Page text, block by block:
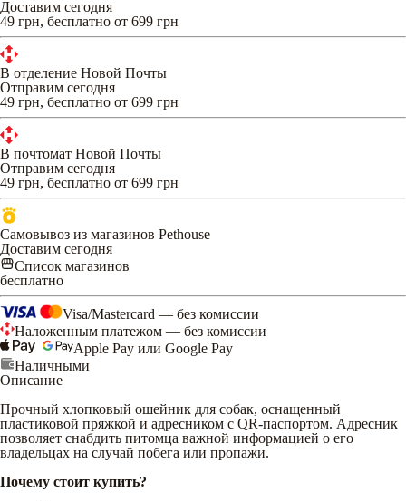
Доставим сегодня
49 грн, бесплатно от 699 грн
В отделение Новой Почты
Отправим сегодня
49 грн, бесплатно от 699 грн
В почтомат Новой Почты
Отправим сегодня
49 грн, бесплатно от 699 грн
Самовывоз из магазинов Pethouse
Доставим сегодня
Список магазинов
бесплатно
Visa/Mastercard — без комиссии
Наложенным платежом — без комиссии
Apple Pay или Google Pay
Наличными
Описание
Прочный хлопковый ошейник для собак, оснащенный
пластиковой пряжкой и адресником с QR-паспортом. Адресник
позволяет снабдить питомца важной информацией о его
владельцах на случай побега или пропажи.
Почему стоит купить?